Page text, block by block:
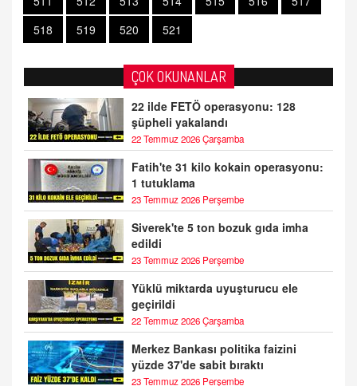
518
519 520 521
ÇOK OKUNANLAR
22 ilde FETÖ operasyonu: 128
şüpheli yakalandı
22 Temmuz 2026 Çarşamba
Fatih'te 31 kilo kokain operasyonu:
1 tutuklama
23 Temmuz 2026 Perşembe
Siverek'te 5 ton bozuk gıda imha
edildi
23 Temmuz 2026 Perşembe
Yüklü miktarda uyuşturucu ele
geçirildi
22 Temmuz 2026 Çarşamba
Merkez Bankası politika faizini
yüzde 37'de sabit bıraktı
23 Temmuz 2026 Perşembe